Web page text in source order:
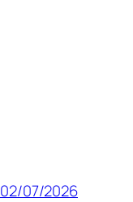
02/07/2026